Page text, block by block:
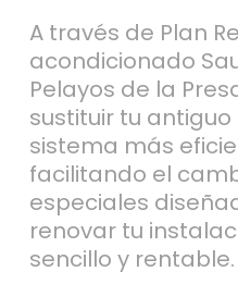
A través de Plan
acondicionado
Pelayos de la
sustituir tu
sistema más
facilitando el
especiales
renovar tu
sencillo y rentable.